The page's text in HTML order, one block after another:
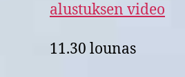
alustuksen video
11.30 lounas